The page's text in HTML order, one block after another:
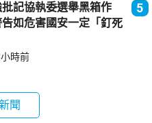
記協執委選舉黑箱作
如危害國安一定「釘死
5
時前
聞